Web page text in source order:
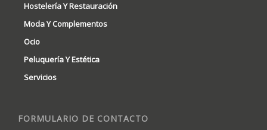
Hostelería Y Restauración
Moda Y Complementos
Ocio
Peluquería Y Estética
Servicios
FORMULARIO DE CONTACTO